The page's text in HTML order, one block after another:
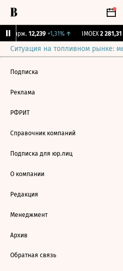
Бирж. 12,239 +1,31%↑ IMOEX 2 281,31
Ситуация на топливном рынке:
Подписка
Реклама
РФРИТ
Справочник компаний
Подписка для юр.лиц
О компании
Редакция
Менеджмент
Архив
Обратная связь